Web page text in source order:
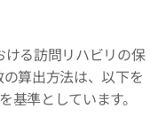
る訪問リハビリの保
算出方法は、以下を
基準としています。